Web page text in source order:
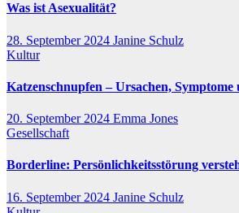
Was ist Asexualität?
28. September 2024 Janine Schulz
Kultur
Katzenschnupfen – Ursachen,
20. September 2024 Emma Jones
Gesellschaft
Borderline: Persönlichkeitsstörung
16. September 2024 Janine Schulz